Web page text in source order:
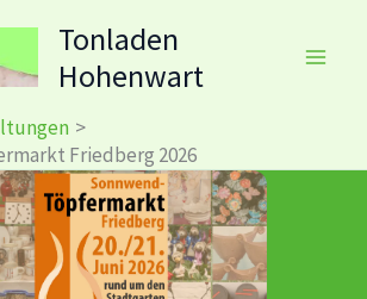
Tonladen
Hohenwart
Friedberg 2026